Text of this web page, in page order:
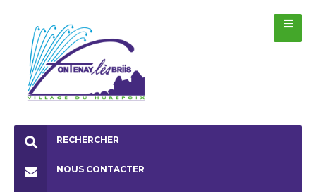
RECHERCHER
NOUS CONTACTER